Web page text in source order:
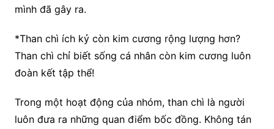
mình đã gây ra.
*Than chì ích kỷ còn kim cương rộng lượng hơn?
Than chì chỉ biết sống cá nhân còn kim cương luôn
đoàn kết tập thể!
Trong một hoạt động của nhóm, than chì là người
luôn đưa ra những quan điểm bốc đồng. Không tán